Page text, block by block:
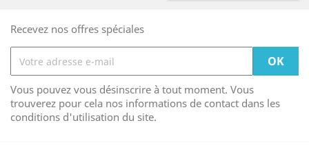
Recevez nos offres spéciales
Vous pouvez vous désinscrire à tout moment. Vous
trouverez pour cela nos informations de contact dans les
conditions d'utilisation du site.